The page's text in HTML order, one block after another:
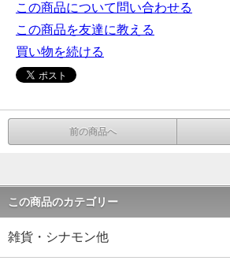
この商品について問い合わせる
この商品を友達に教える
買い物を続ける
前の商品へ
この商品のカテゴリー
雑貨・シナモン他